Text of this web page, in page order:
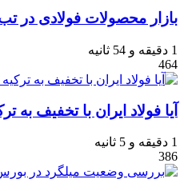
بازار محصولات فولادی در
1 دقیقه و 54 ثانیه
464
آیا فولاد ایران با تخفیف
1 دقیقه و 5 ثانیه
386